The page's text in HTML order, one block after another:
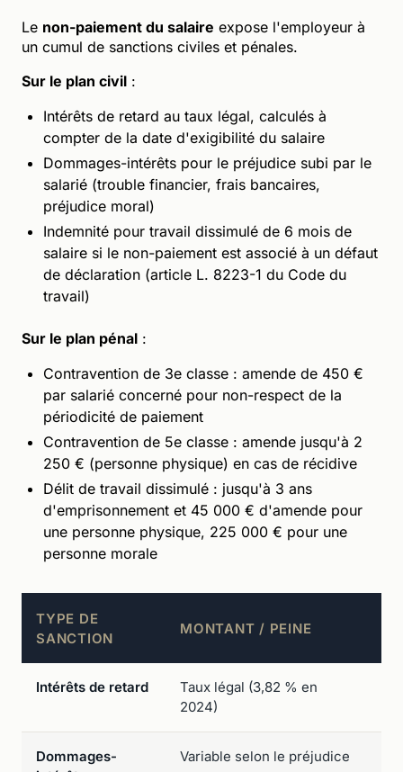
Le non-paiement du salaire expose l'employeur à
un cumul de sanctions civiles et pénales.
Sur le plan civil :
Intérêts de retard au taux légal, calculés à
compter de la date d'exigibilité du salaire
Dommages-intérêts pour le préjudice subi par le
salarié (trouble financier, frais bancaires,
préjudice moral)
Indemnité pour travail dissimulé de 6 mois de
salaire si le non-paiement est associé à un défaut
de déclaration (article L. 8223-1 du Code du
travail)
Sur le plan pénal :
Contravention de 3e classe : amende de 450 €
par salarié concerné pour non-respect de la
périodicité de paiement
Contravention de 5e classe : amende jusqu'à 2
250 € (personne physique) en cas de récidive
Délit de travail dissimulé : jusqu'à 3 ans
d'emprisonnement et 45 000 € d'amende pour
une personne physique, 225 000 € pour une
personne morale
TYPE DE
SANCTION
MONTANT / PEINE
Intérêts de retard
Taux légal (3,82 % en
2024)
Dommages-
Variable selon le préjudice